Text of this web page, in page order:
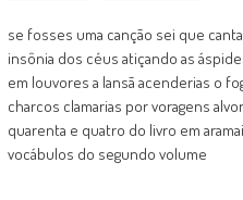
se fosses uma canção sei que
insônia dos céus atiçando as
em louvores a Iansã acenderias o
charcos clamarias por voragens
quarenta e quatro do livro em
vocábulos do segundo volume